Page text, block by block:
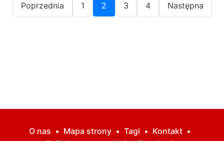
Poprzednia 1 2 3 4 Następna
O nas • Mapa strony • Tagi • Kontakt •
Polityka prywatności • Regulamin